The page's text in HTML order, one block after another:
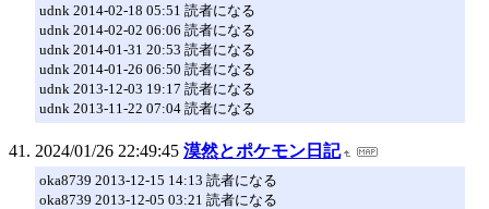
udnk 2014-02-18 05:51 読者になる
udnk 2014-02-02 06:06 読者になる
udnk 2014-01-31 20:53 読者になる
udnk 2014-01-26 06:50 読者になる
udnk 2013-12-03 19:17 読者になる
udnk 2013-11-22 07:04 読者になる
2024/01/26 22:49:45 漠然とポケモン日記
oka8739 2013-12-15 14:13 読者になる
oka8739 2013-12-05 03:21 読者になる